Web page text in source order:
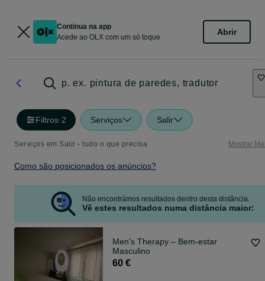
Continua na app
Acede ao OLX com um só toque
Abrir
p. ex. pintura de paredes, tradutor
Filtros·2 Serviços Salir
Serviços em Salir - tudo o que precisa Mostrar
Como são posicionados os anúncios?
Não encontrámos resultados dentro desta distância.
Vê estes resultados numa distância maior:
Men's Therapy – Bem-estar
Masculino
60 €